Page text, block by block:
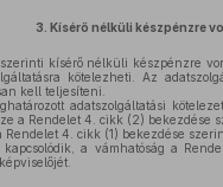
3. Kísérő nélküli készpénzre
kísérő nélküli készpénzre
kötelezheti. Az
kell teljesíteni.
adatszolgáltatási
a Rendelet 4. cikk (2) bekezdése
Rendelet 4. cikk (1) bekezdése
a vámhatóság a